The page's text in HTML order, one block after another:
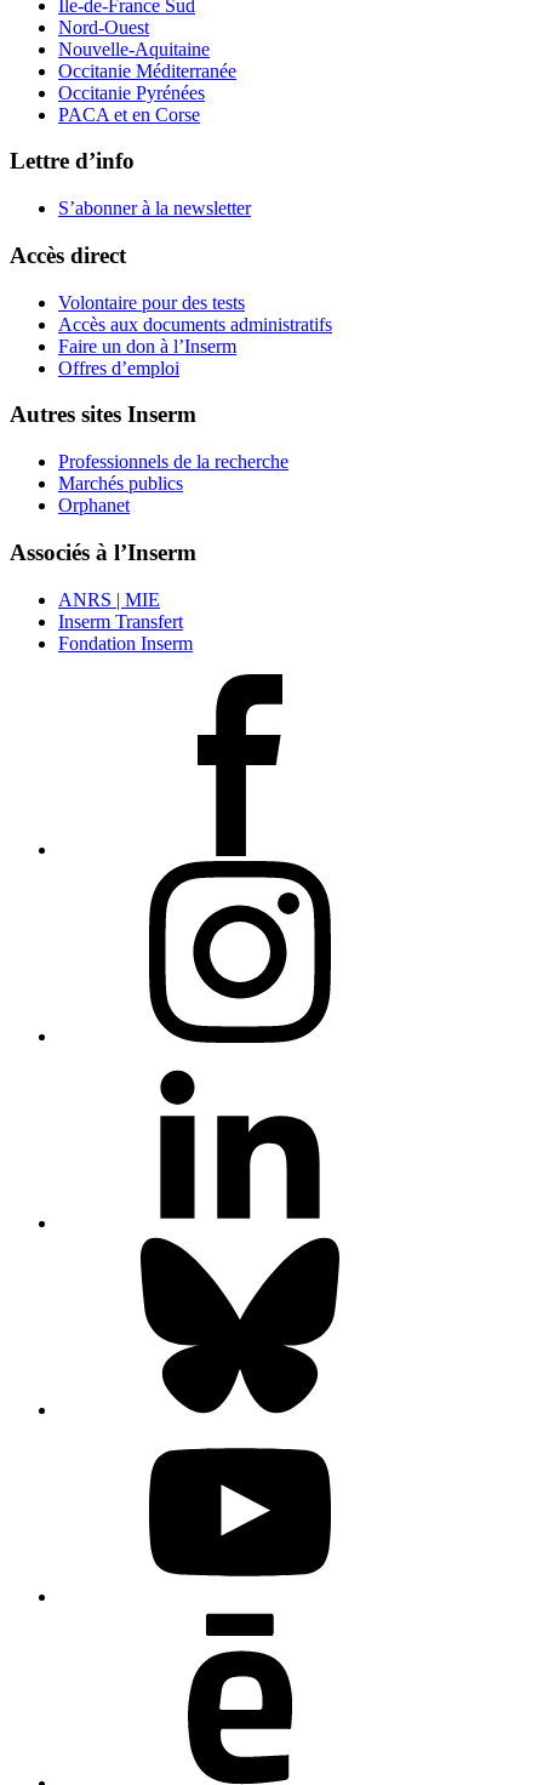
Île-de-France Sud
Nord-Ouest
Nouvelle-Aquitaine
Occitanie Méditerranée
Occitanie Pyrénées
PACA et en Corse
Lettre d’info
S’abonner à la newsletter
Accès direct
Volontaire pour des tests
Accès aux documents administratifs
Faire un don à l’Inserm
Offres d’emploi
Autres sites Inserm
Professionnels de la recherche
Marchés publics
Orphanet
Associés à l’Inserm
ANRS | MIE
Inserm Transfert
Fondation Inserm